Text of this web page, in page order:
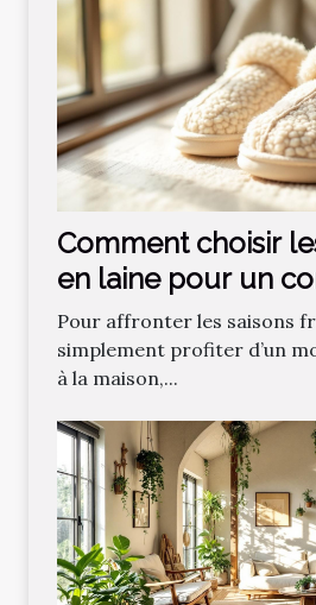
Comment choisir
en laine pour un
optimal ?
Pour affronter les saisons
simplement profiter d’un
à la maison,...